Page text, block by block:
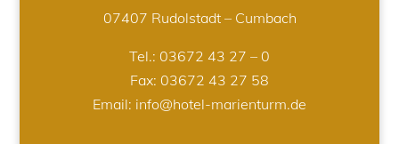
07407 Rudolstadt – Cumbach
Tel.: 03672 43 27 – 0
Fax: 03672 43 27 58
Email: info@hotel-marienturm.de